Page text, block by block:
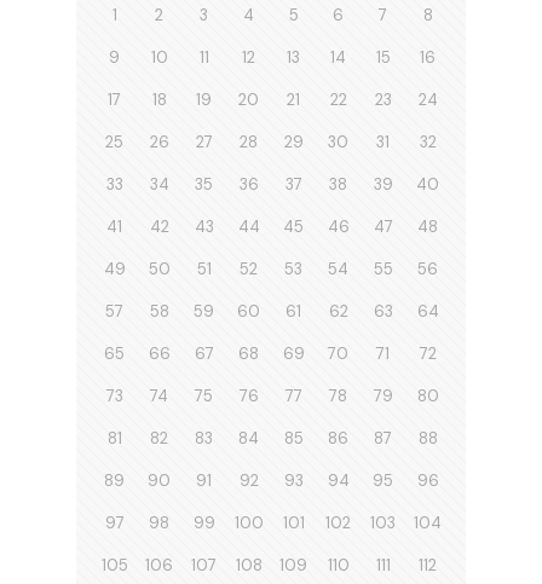
1 2 3 4 5 6 7 8
9 10 11 12 13 14 15 16
17 18 19 20 21 22 23 24
25 26 27 28 29 30 31 32
33 34 35 36 37 38 39 40
41 42 43 44 45 46 47 48
49 50 51 52 53 54 55 56
57 58 59 60 61 62 63 64
65 66 67 68 69 70 71 72
73 74 75 76 77 78 79 80
81 82 83 84 85 86 87 88
89 90 91 92 93 94 95 96
97 98 99 100 101 102 103 104
105 106 107 108 109 110 111 112